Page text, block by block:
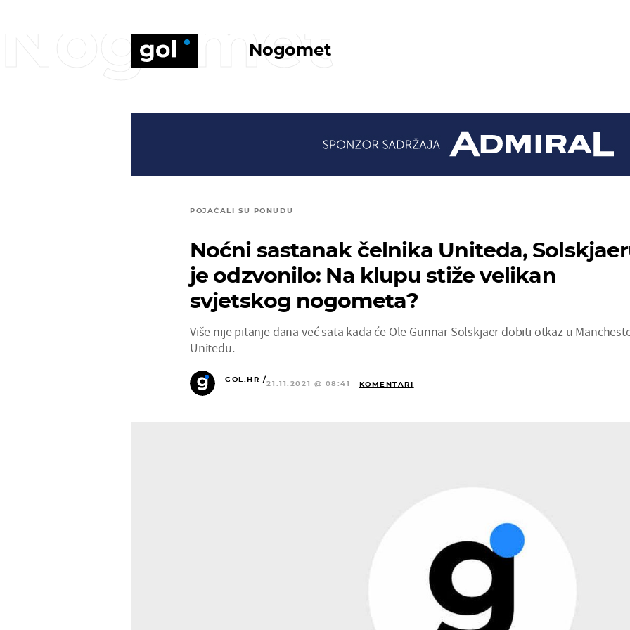
Nogomet
Nogomet
POJAČALI SU PONUDU
Noćni sastanak čelnika Uniteda,
je odzvonilo: Na klupu stiže velikan
svjetskog nogometa?
Više nije pitanje dana već sata kada će Ole Gunnar Solskjaer dobiti otkaz u
Unitedu.
GOL.HR /
21.11.2021 @ 08:41 KOMENTARI